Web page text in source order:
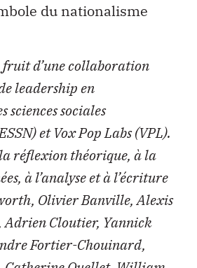
du nationalisme
fruit d’une collaboration
leadership en
sciences sociales
et Vox Pop Labs (VPL).
réflexion théorique, à la
à l’analyse et à l’écriture
Olivier Banville, Alexis
Adrien Cloutier, Yannick
Fortier-Chouinard,